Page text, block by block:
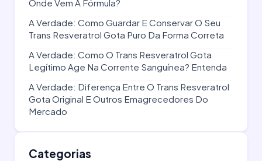
Onde Vem A Fórmula?
A Verdade: Como Guardar E Conservar O Seu
Trans Resveratrol Gota Puro Da Forma Correta
A Verdade: Como O Trans Resveratrol Gota
Legítimo Age Na Corrente Sanguínea? Entenda
A Verdade: Diferença Entre O Trans Resveratrol
Gota Original E Outros Emagrecedores Do
Mercado
Categorias